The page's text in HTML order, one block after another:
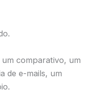
comparativo, um
de e-mails, um